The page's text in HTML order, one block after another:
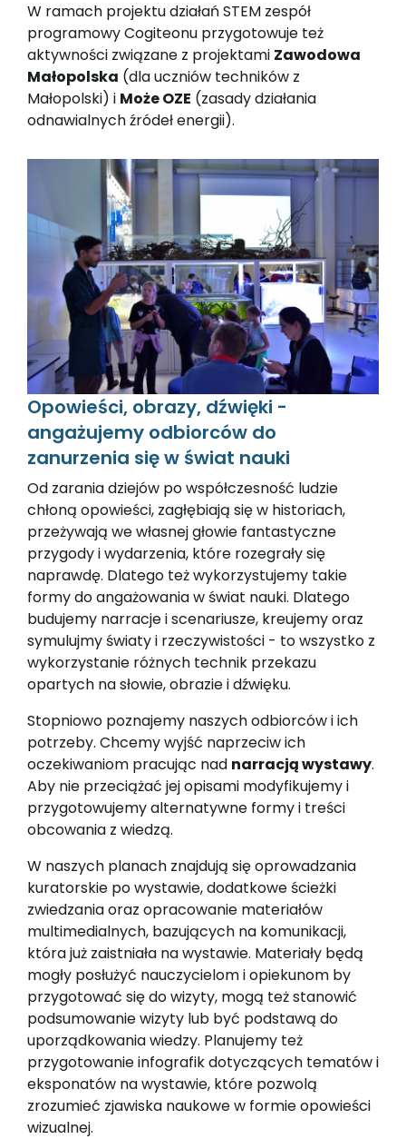
W ramach projektu działań STEM zespół
programowy Cogiteonu przygotowuje też
aktywności związane z projektami Zawodowa
Małopolska (dla uczniów techników z
Małopolski) i Może OZE (zasady działania
odnawialnych źródeł energii).
Opowieści, obrazy, dźwięki -
angażujemy odbiorców do
zanurzenia się w świat nauki
Od zarania dziejów po współczesność ludzie
chłoną opowieści, zagłębiają się w historiach,
przeżywają we własnej głowie fantastyczne
przygody i wydarzenia, które rozegrały się
naprawdę. Dlatego też wykorzystujemy takie
formy do angażowania w świat nauki. Dlatego
budujemy narracje i scenariusze, kreujemy oraz
symulujmy światy i rzeczywistości - to wszystko z
wykorzystanie różnych technik przekazu
opartych na słowie, obrazie i dźwięku.
Stopniowo poznajemy naszych odbiorców i ich
potrzeby. Chcemy wyjść naprzeciw ich
oczekiwaniom pracując nad narracją wystawy.
Aby nie przeciążać jej opisami modyfikujemy i
przygotowujemy alternatywne formy i treści
obcowania z wiedzą.
W naszych planach znajdują się oprowadzania
kuratorskie po wystawie, dodatkowe ścieżki
zwiedzania oraz opracowanie materiałów
multimedialnych, bazujących na komunikacji,
która już zaistniała na wystawie. Materiały będą
mogły posłużyć nauczycielom i opiekunom by
przygotować się do wizyty, mogą też stanowić
podsumowanie wizyty lub być podstawą do
uporządkowania wiedzy. Planujemy też
przygotowanie infografik dotyczących tematów i
eksponatów na wystawie, które pozwolą
zrozumieć zjawiska naukowe w formie opowieści
wizualnej.